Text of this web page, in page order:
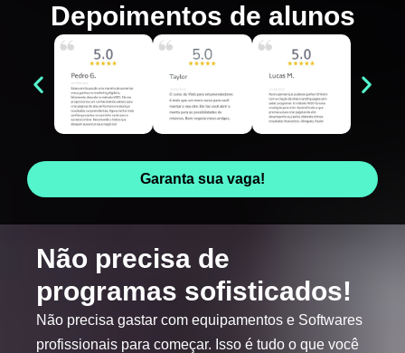
Depoimentos de alunos
Garanta sua vaga!
Não precisa de
programas sofisticados!
Não precisa gastar com equipamentos e Softwares
profissionais para começar. Isso é tudo o que você